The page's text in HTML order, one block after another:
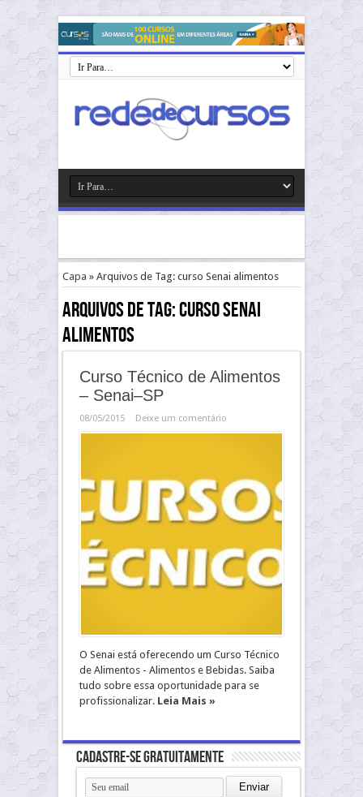
Capa » Arquivos de Tag: curso Senai alimentos
Arquivos de Tag:curso Senai
alimentos
Curso Técnico de Alimentos
– Senai–SP
08/05/2015 Deixe um comentário
O Senai está oferecendo um Curso Técnico
de Alimentos - Alimentos e Bebidas. Saiba
tudo sobre essa oportunidade para se
profissionalizar. Leia Mais »
Cadastre-se gratuitamente